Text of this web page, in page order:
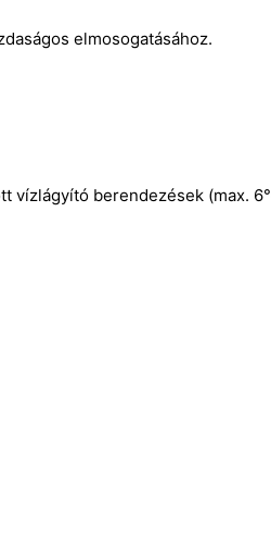
elmosogatásához.
vízlágyító berendezések (max.